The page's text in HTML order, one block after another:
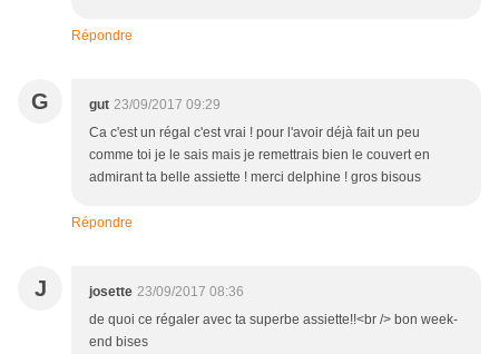
Répondre
G gut 23/09/2017 09:29
Ca c'est un régal c'est vrai ! pour l'avoir déjà fait un peu
comme toi je le sais mais je remettrais bien le couvert en
admirant ta belle assiette ! merci delphine ! gros bisous
Répondre
J josette 23/09/2017 08:36
de quoi ce régaler avec ta superbe assiette!!<br /> bon week-
end bises